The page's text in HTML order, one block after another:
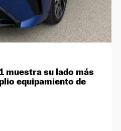
muestra su lado más
equipamiento de